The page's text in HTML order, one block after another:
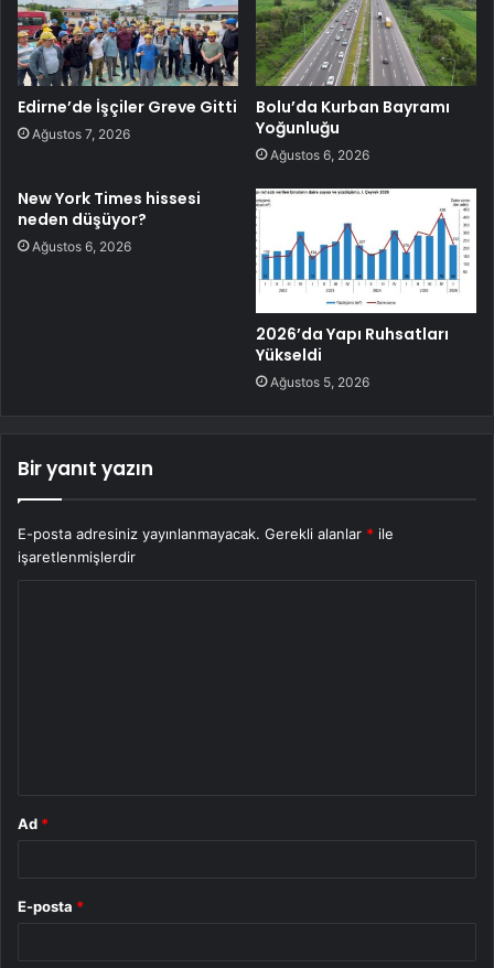
Edirne’de İşçiler Greve Gitti
Ağustos 7, 2026
Bolu’da Kurban Bayramı
Yoğunluğu
Ağustos 6, 2026
New York Times hissesi
neden düşüyor?
Ağustos 6, 2026
2026’da Yapı Ruhsatları
Yükseldi
Ağustos 5, 2026
Bir yanıt yazın
E-posta adresiniz yayınlanmayacak. Gerekli alanlar * ile
işaretlenmişlerdir
Ad *
E-posta *